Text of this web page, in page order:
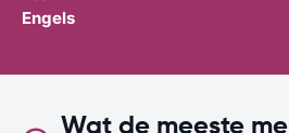
Engels
Wat de meeste